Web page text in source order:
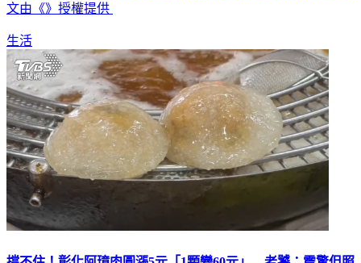
文由《》授權提供
生活